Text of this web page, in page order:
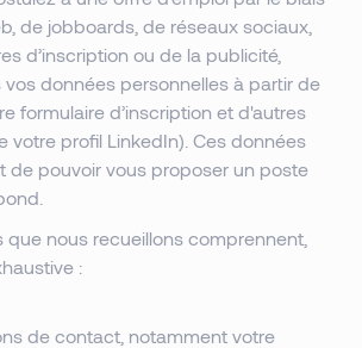
de jobboards, de réseaux sociaux,
d’inscription ou de la publicité,
vos données personnelles à partir de
formulaire d’inscription et d'autres
votre profil LinkedIn). Ces données
de pouvoir vous proposer un poste
que nous recueillons comprennent,
:
de contact, notamment votre